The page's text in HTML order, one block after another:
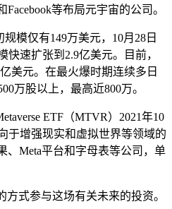
等布局元宇宙的公司。
模仅有149万美元，10月28日
快速扩张到2.9亿美元。目前，
美元。在最火爆时期连续多日
万股以上，最高近800万。
ETF（MTVR）2021年10
于增强现实和虚拟世界等领域的
、Meta平台和字母表等公司，单
式参与这场有关未来的投资。